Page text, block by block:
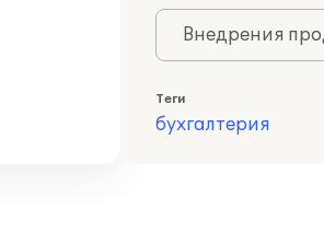
Внедрения
Теги
бухгалтерия